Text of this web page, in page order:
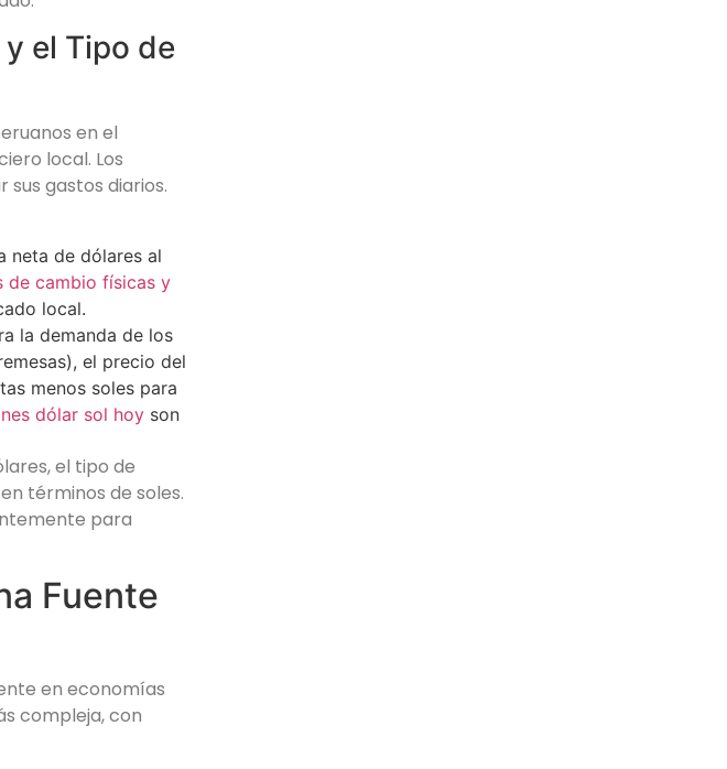
el Tipo de
en el
local. Los
gastos diarios.
neta de dólares al
de cambio físicas y
local.
la demanda de los
el precio del
menos soles para
dólar sol hoy son
el tipo de
términos de soles.
para
Fuente
en economías
compleja, con